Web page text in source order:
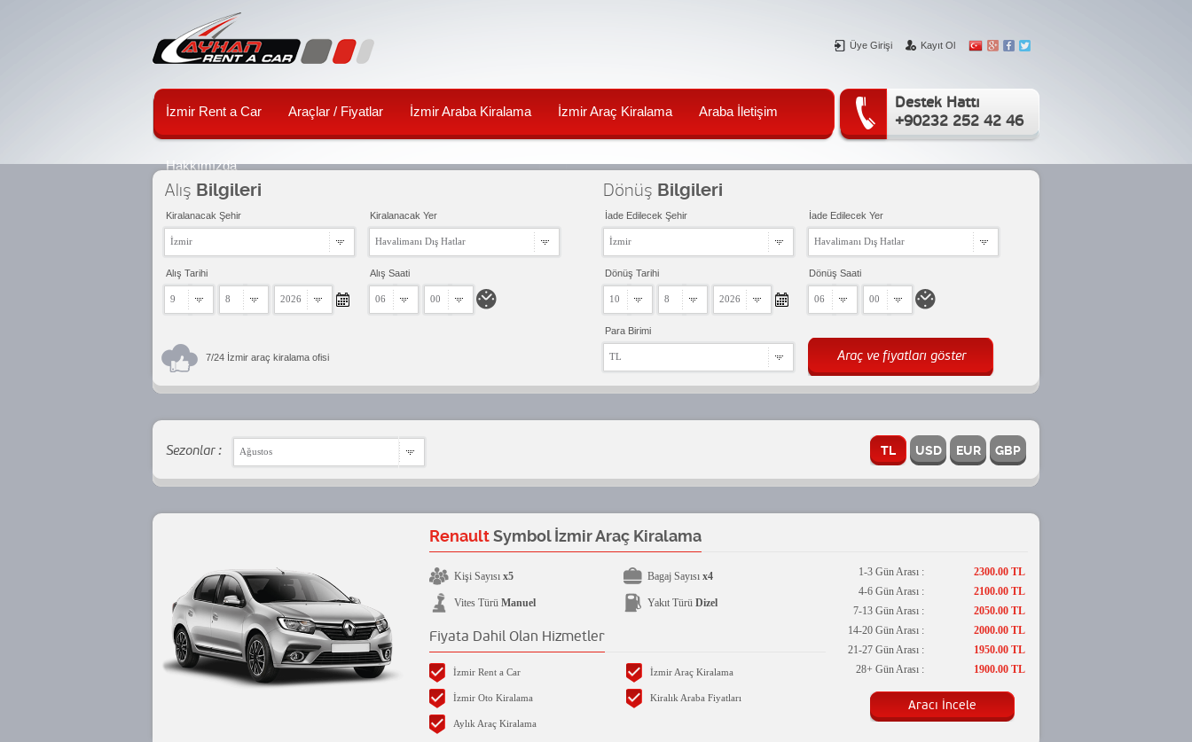
Üye Girişi Kayıt Ol
İzmir Rent a Car Araçlar / Fiyatlar İzmir Araba Kiralama İzmir Araç Kiralama Araba İletişim
Hakkımızda
Destek Hattı
+90232 252 42 46
Alış Bilgileri
Kiralanacak Şehir Kiralanacak Yer
İzmir Havalimanı Dış Hatlar
Alış Tarihi Alış Saati
9 8 2026 06 00
7/24 İzmir araç kiralama ofisi
Dönüş Bilgileri
İade Edilecek Şehir İade Edilecek Yer
İzmir Havalimanı Dış Hatlar
Dönüş Tarihi Dönüş Saati
10 8 2026 06 00
Para Birimi
TL
Sezonlar : Ağustos
RenaultSymbol İzmir Araç Kiralama
Kişi Sayısı x5 Bagaj Sayısı x4
Vites Türü Manuel Yakıt Türü Dizel
Fiyata Dahil Olan Hizmetler
İzmir Rent a Car İzmir Araç Kiralama
İzmir Oto Kiralama Kiralık Araba Fiyatları
Aylık Araç Kiralama
1-3 Gün Arası :
4-6 Gün Arası :
7-13 Gün Arası :
14-20 Gün Arası :
21-27 Gün Arası :
28+ Gün Arası :
2300.00 TL
2100.00 TL
2050.00 TL
2000.00 TL
1950.00 TL
1900.00 TL
Aracı İncele